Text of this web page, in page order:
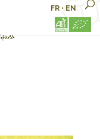
FR • EN